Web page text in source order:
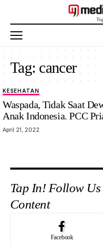
Tag: cancer
KESEHATAN
Waspada, Tidak Saat
Anak Indonesia. PCC
April 21, 2022
Tap In! Follow
Content
Facebook